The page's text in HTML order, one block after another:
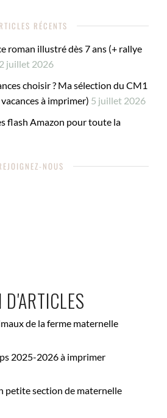
RÉCENTS
roman illustré dès 7 ans (+ rallye
juillet 2026
choisir ? Ma sélection du CM1
à imprimer) 5 juillet 2026
flash Amazon pour toute la
NOUS
de la ferme maternelle
2025-2026 à imprimer
petite section de maternelle